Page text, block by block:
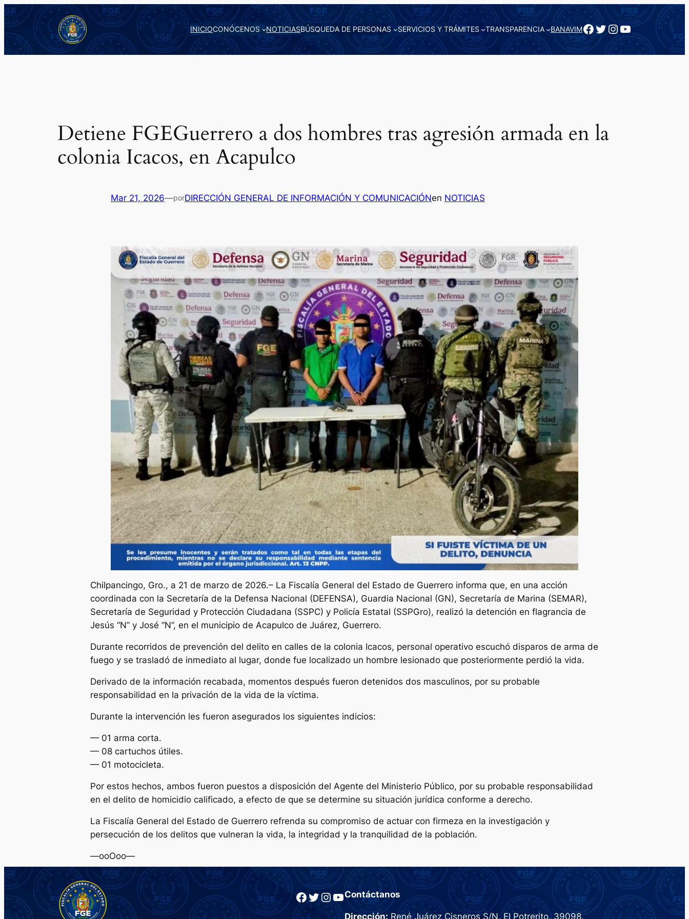
Saltar
al
contenido
INICIOCONÓCENOS NOTICIASBÚSQUEDA DE PERSONAS SERVICIOS Y TRÁMITES TRANSPARENCIA BANAVIMFacebook
Twitter
Instagram
YouTube
Detiene FGEGuerrero a dos hombres tras agresión armada en la
colonia Icacos, en Acapulco
Mar 21, 2026—porDIRECCIÓN GENERAL DE INFORMACIÓN Y COMUNICACIÓNen NOTICIAS
Chilpancingo, Gro., a 21 de marzo de 2026.– La Fiscalía General del Estado de Guerrero informa que, en una acción
coordinada con la Secretaría de la Defensa Nacional (DEFENSA), Guardia Nacional (GN), Secretaría de Marina (SEMAR),
Secretaría de Seguridad y Protección Ciudadana (SSPC) y Policía Estatal (SSPGro), realizó la detención en flagrancia de
Jesús “N” y José “N”, en el municipio de Acapulco de Juárez, Guerrero.
Durante recorridos de prevención del delito en calles de la colonia Icacos, personal operativo escuchó disparos de arma de
fuego y se trasladó de inmediato al lugar, donde fue localizado un hombre lesionado que posteriormente perdió la vida.
Derivado de la información recabada, momentos después fueron detenidos dos masculinos, por su probable
responsabilidad en la privación de la vida de la víctima.
Durante la intervención les fueron asegurados los siguientes indicios:
— 01 arma corta.
— 08 cartuchos útiles.
— 01 motocicleta.
Por estos hechos, ambos fueron puestos a disposición del Agente del Ministerio Público, por su probable responsabilidad
en el delito de homicidio calificado, a efecto de que se determine su situación jurídica conforme a derecho.
La Fiscalía General del Estado de Guerrero refrenda su compromiso de actuar con firmeza en la investigación y
persecución de los delitos que vulneran la vida, la integridad y la tranquilidad de la población.
—ooOoo—
Facebook Twitter InstagramYouTube Contáctanos
Dirección: René Juárez Cisneros S/N, El Potrerito, 39098,